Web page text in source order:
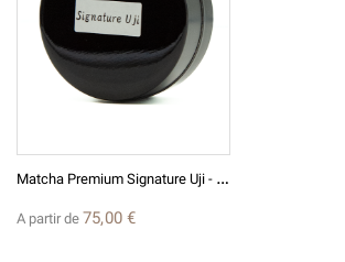
M
Atcha Premium Signature Uji - Thé Vert Japonais Broyé En Poudre
A partir de 75,00 €